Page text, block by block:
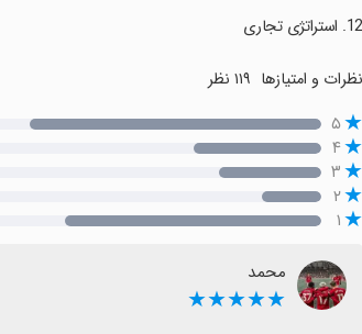
نظرات و امتیازها
۵
۴
۳
۲
۱
محمد
★★★★★